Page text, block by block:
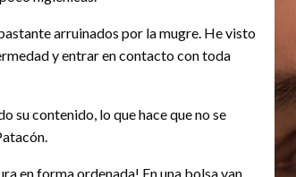
arruinados por la mugre. He visto
y entrar en contacto con toda
su contenido, lo que hace que no se
en forma ordenada! En una bolsa van